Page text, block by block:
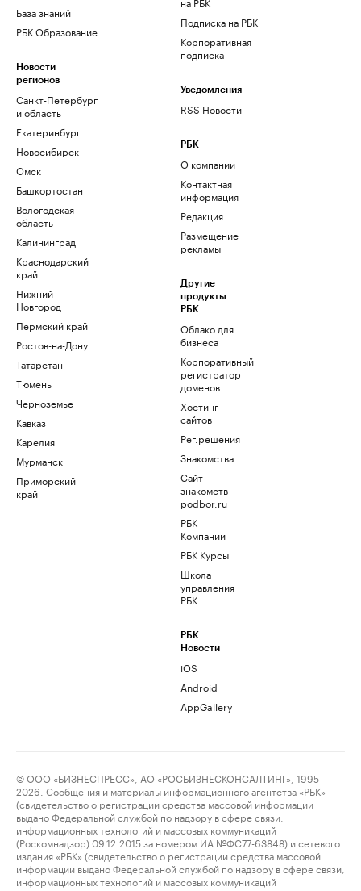
База знаний
РБК Образование
Новости
регионов
Санкт-Петербург
и область
Екатеринбург
Новосибирск
Омск
Башкортостан
Вологодская
область
Калининград
Краснодарский
край
Нижний
Новгород
Пермский край
Ростов-на-Дону
Татарстан
Тюмень
Черноземье
Кавказ
Карелия
Мурманск
Приморский
край
Подписка на РБК
Корпоративная
подписка
Уведомления
RSS Новости
РБК
О компании
Контактная
информация
Редакция
Размещение
рекламы
Другие
продукты
РБК
Облако для
бизнеса
Корпоративный
регистратор
доменов
Хостинг
сайтов
Рег.решения
Знакомства
Сайт
знакомств
podbor.ru
РБК
Компании
РБК Курсы
Школа
управления
РБК
РБК
Новости
iOS
Android
AppGallery
© ООО «БИЗНЕСПРЕСС», АО «РОСБИЗНЕСКОНСАЛТИНГ», 1995–
2026. Сообщения и материалы информационного агентства «РБК»
(свидетельство о регистрации средства массовой информации
выдано Федеральной службой по надзору в сфере связи,
информационных технологий и массовых коммуникаций
(Роскомнадзор) 09.12.2015 за номером ИА №ФС77-63848) и сетевого
издания «РБК» (свидетельство о регистрации средства массовой
информации выдано Федеральной службой по надзору в сфере связи,
информационных технологий и массовых коммуникаций